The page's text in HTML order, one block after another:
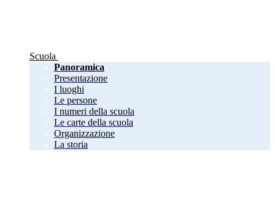
Scuola
Panoramica
Presentazione
I luoghi
Le persone
I numeri della scuola
Le carte della scuola
Organizzazione
La storia